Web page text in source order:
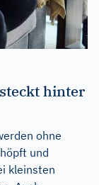
hinter
ohne
und
kleinsten